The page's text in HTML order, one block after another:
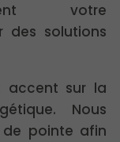
votre
des solutions
accent sur la
Nous
pointe afin